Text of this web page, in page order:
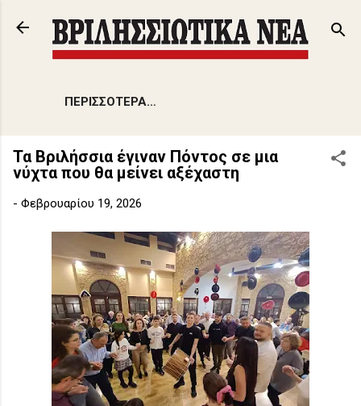
Μετάβαση στο κύριο περιεχόμενο
ΠΕΡΙΣΣΌΤΕΡΑ…
Τα Βριλήσσια έγιναν Πόντος σε μια
νύχτα που θα μείνει αξέχαστη
- Φεβρουαρίου 19, 2026